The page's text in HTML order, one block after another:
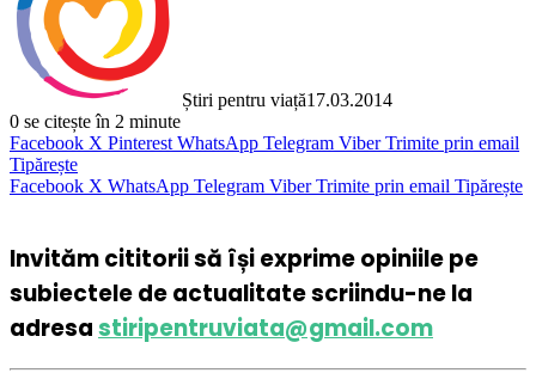
Știri pentru viață17.03.2014
0 se citește în 2 minute
Facebook X Pinterest WhatsApp Telegram Viber Trimite prin email
Tipărește
Facebook X WhatsApp Telegram Viber Trimite prin email Tipărește
Invităm cititorii să își exprime opiniile pe
subiectele de actualitate scriindu-ne la
adresastiripentruviata@gmail.com